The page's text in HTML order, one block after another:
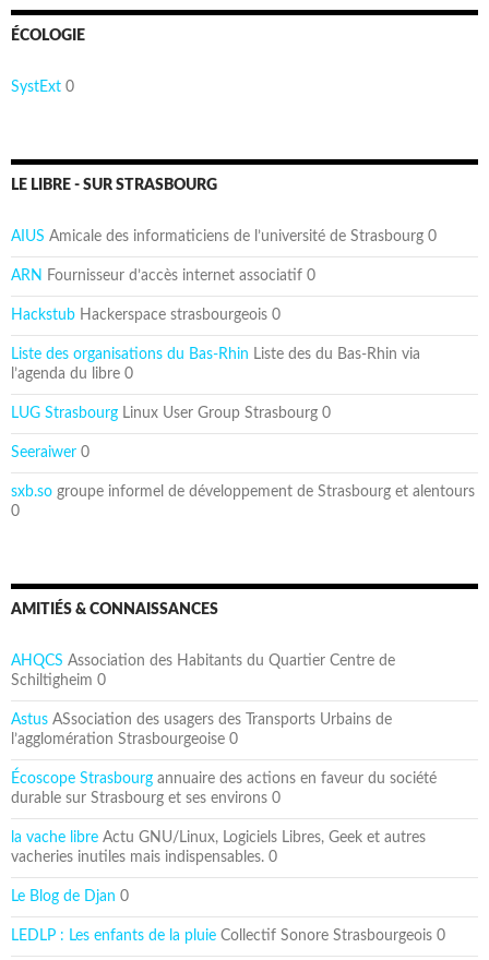
ÉCOLOGIE
SystExt 0
LE LIBRE - SUR STRASBOURG
AIUS Amicale des informaticiens de l’université de Strasbourg 0
ARN Fournisseur d’accès internet associatif 0
Hackstub Hackerspace strasbourgeois 0
Liste des organisations du Bas-Rhin Liste des du Bas-Rhin via
l’agenda du libre 0
LUG Strasbourg Linux User Group Strasbourg 0
Seeraiwer 0
sxb.so groupe informel de développement de Strasbourg et alentours
0
AMITIÉS & CONNAISSANCES
AHQCS Association des Habitants du Quartier Centre de
Schiltigheim 0
Astus ASsociation des usagers des Transports Urbains de
l’agglomération Strasbourgeoise 0
Écoscope Strasbourg annuaire des actions en faveur du société
durable sur Strasbourg et ses environs 0
la vache libre Actu GNU/Linux, Logiciels Libres, Geek et autres
vacheries inutiles mais indispensables. 0
Le Blog de Djan 0
LEDLP : Les enfants de la pluie Collectif Sonore Strasbourgeois 0